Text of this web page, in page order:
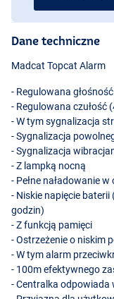
Dane techniczne
Madcat Topcat Alarm
- Regulowana
- Regulowana czułość
- W tym sygnalizacja
- Sygnalizacja
- Sygnalizacja
- Z lampką nocną
- Pełne naładowanie
- Niskie napięcie
godzin)
- Z funkcją pamięci
- Ostrzeżenie o niskim
- W tym alarm
- 100m efektywnego
- Centralka odpowiada